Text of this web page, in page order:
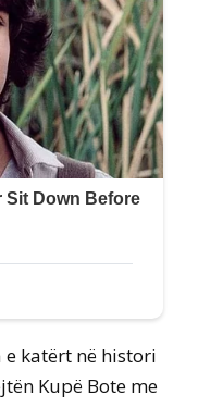
katërt në histori
Kupë Bote me